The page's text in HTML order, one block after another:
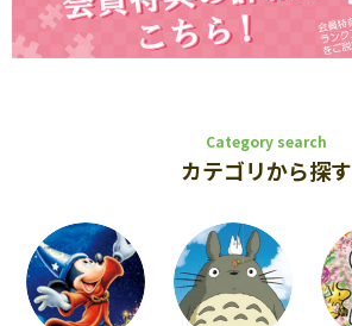
Category search
カテゴリから探す